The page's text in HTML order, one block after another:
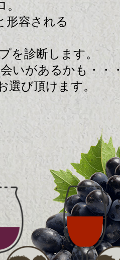
形容される
を診断します。
いがあるかも・・・
選び頂けます。